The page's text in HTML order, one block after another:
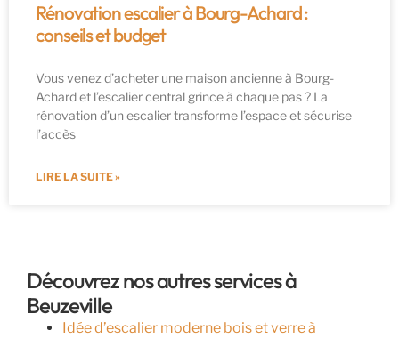
Rénovation escalier à Bourg-Achard :
conseils et budget
Vous venez d’acheter une maison ancienne à Bourg-
Achard et l’escalier central grince à chaque pas ? La
rénovation d’un escalier transforme l’espace et sécurise
l’accès
LIRE LA SUITE »
Découvrez nos autres services à
Beuzeville
Idée d’escalier moderne bois et verre à